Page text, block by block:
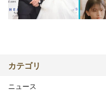
カテゴリ
ニュース